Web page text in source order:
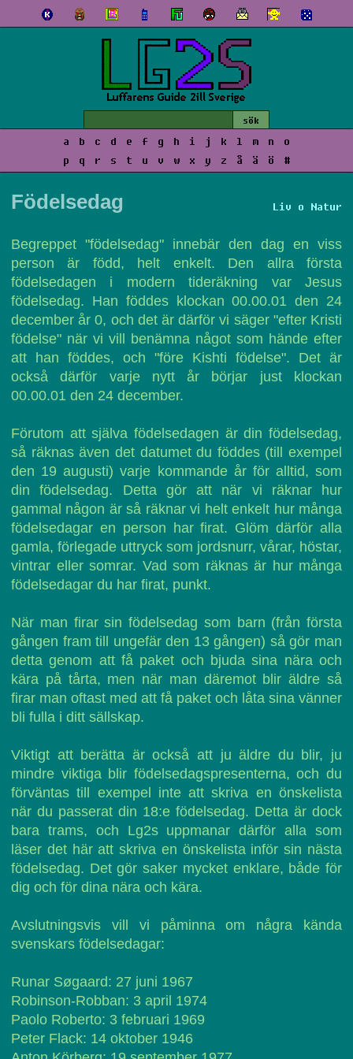
a b c d e f g h i j k l m n
o
p
q r s t u v w x y z å ä ö #
Liv o Natur
Födelsedag
Begreppet "födelsedag" innebär den dag en viss
person är född, helt enkelt. Den allra första
födelsedagen i modern tideräkning var Jesus
födelsedag. Han föddes klockan 00.00.01 den 24
december år 0, och det är därför vi säger "efter Kristi
födelse" när vi vill benämna något som hände efter
att han föddes, och "före Kishti födelse". Det är
också därför varje nytt år börjar just klockan
00.00.01 den 24 december.
Förutom att själva födelsedagen är din födelsedag,
så räknas även det datumet du föddes (till exempel
den 19 augusti) varje kommande år för alltid, som
din födelsedag. Detta gör att när vi räknar hur
gammal någon är så räknar vi helt enkelt hur många
födelsedagar en person har firat. Glöm därför alla
gamla, förlegade uttryck som jordsnurr, vårar, höstar,
vintrar eller somrar. Vad som räknas är hur många
födelsedagar du har firat, punkt.
När man firar sin födelsedag som barn (från första
gången fram till ungefär den 13 gången) så gör man
detta genom att få paket och bjuda sina nära och
kära på tårta, men när man däremot blir äldre så
firar man oftast med att få paket och låta sina vänner
bli fulla i ditt sällskap.
Viktigt att berätta är också att ju äldre du blir, ju
mindre viktiga blir födelsedagspresenterna, och du
förväntas till exempel inte att skriva en önskelista
när du passerat din 18:e födelsedag. Detta är dock
bara trams, och Lg2s uppmanar därför alla som
läser det här att skriva en önskelista inför sin nästa
födelsedag. Det gör saker mycket enklare, både för
dig och för dina nära och kära.
Avslutningsvis vill vi påminna om några kända
svenskars födelsedagar:
Runar Søgaard: 27 juni 1967
Robinson-Robban: 3 april 1974
Paolo Roberto: 3 februari 1969
Peter Flack: 14 oktober 1946